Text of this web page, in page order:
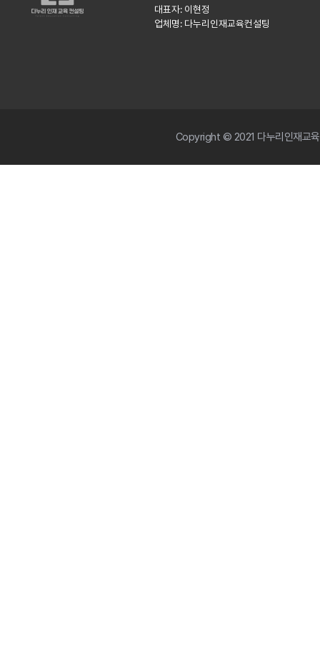
대표자: 이현정
업체명: 다누리인재교육컨설팅
Copyright © 2021 다누리인재교